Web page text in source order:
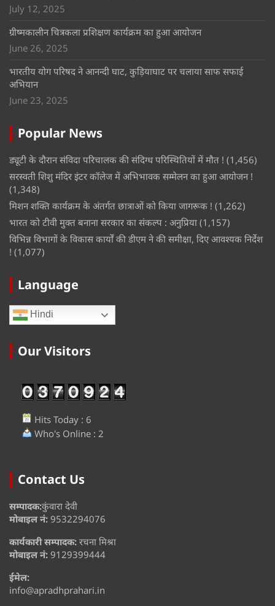
July 12, 2025
ग्रीष्मकालीन चित्रकला प्रशिक्षण कार्यक्रम का हुआ आयोजन
June 26, 2025
भारतीय योग परिषद ने आनन्दी घाट, कुड़ियाघाट पर चलाया साफ सफाई
अभियान
June 23, 2025
Popular News
ड्यूटी के दौरान संविदा परिचालक की संदिग्ध परिस्थितियों में मौत ! (1,456)
सरस्वती शिशु मंदिर इंटर कॉलेज में अभिभावक सम्मेलन का हुआ आयोजन !
(1,348)
मिशन शक्ति कार्यक्रम के अंतर्गत छात्राओं को किया जागरूक ! (1,262)
भारत को टीवी मुक्त बनाना सरकार का संकल्प : अनुप्रिया (1,157)
विभिन्न विभागों के विकास कार्यों की डीएम ने की समीक्षा, दिए आवश्यक निर्देश
! (1,077)
Language
Hindi
Our Visitors
Hits Today : 6
Who's Online : 2
Contact Us
सम्पादक:कुंवारा देवी
मोबाइल नं: 9532294076
कार्यकारी सम्पादक: रचना मिश्रा
मोबाइल नं: 9129399444
ईमेल:
info@apradhprahari.in